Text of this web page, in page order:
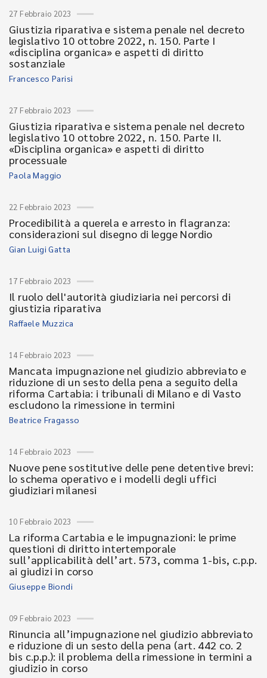
27 Febbraio 2023
Giustizia riparativa e sistema penale nel decreto
legislativo 10 ottobre 2022, n. 150. Parte I
«disciplina organica» e aspetti di diritto
sostanziale
Francesco Parisi
27 Febbraio 2023
Giustizia riparativa e sistema penale nel decreto
legislativo 10 ottobre 2022, n. 150. Parte II.
«Disciplina organica» e aspetti di diritto
processuale
Paola Maggio
22 Febbraio 2023
Procedibilità a querela e arresto in flagranza:
considerazioni sul disegno di legge Nordio
Gian Luigi Gatta
17 Febbraio 2023
Il ruolo dell'autorità giudiziaria nei percorsi di
giustizia riparativa
Raffaele Muzzica
14 Febbraio 2023
Mancata impugnazione nel giudizio abbreviato e
riduzione di un sesto della pena a seguito della
riforma Cartabia: i tribunali di Milano e di Vasto
escludono la rimessione in termini
Beatrice Fragasso
14 Febbraio 2023
Nuove pene sostitutive delle pene detentive brevi:
lo schema operativo e i modelli degli uffici
giudiziari milanesi
10 Febbraio 2023
La riforma Cartabia e le impugnazioni: le prime
questioni di diritto intertemporale
sull’applicabilità dell’art. 573, comma 1-bis, c.p.p.
ai giudizi in corso
Giuseppe Biondi
09 Febbraio 2023
Rinuncia all’impugnazione nel giudizio abbreviato
e riduzione di un sesto della pena (art. 442 co. 2
bis c.p.p.): il problema della rimessione in termini a
giudizio in corso